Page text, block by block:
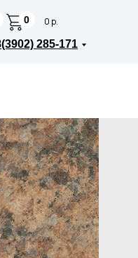
285-171
0 0 р.